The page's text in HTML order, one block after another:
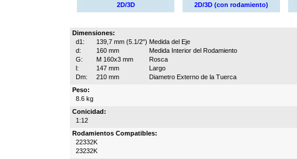
2D/3D
2D/3D (con rodamiento)
Dimensiones:
d1:
139,7 mm (5.1/2") Medida del Eje
d:
160 mm
Medida Interior del Rodamiento
G:
M 160x3 mm
Rosca
l:
147 mm
Largo
Dm:
210 mm
Diametro Externo de la Tuerca
Peso:
8.6 kg
Conicidad:
1:12
Rodamientos Compatibles:
22332K
23232K